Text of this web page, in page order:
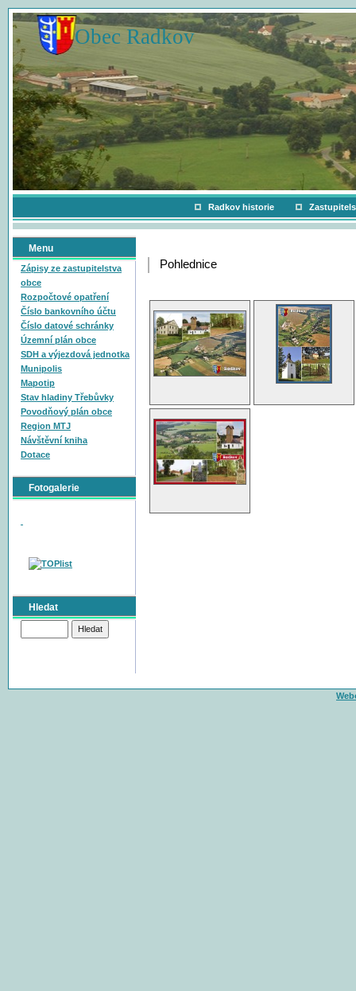
Obec Radkov
Radkov historie
Menu
Zápisy ze zastupitelstva
obce
Rozpočtové opatření
Číslo bankovního účtu
Číslo datové schránky
Územní plán obce
SDH a výjezdová jednotka
Munipolis
Mapotip
Stav hladiny Třebůvky
Povodňový plán obce
Region MTJ
Návštěvní kniha
Dotace
Fotogalerie
Hledat
Pohlednice